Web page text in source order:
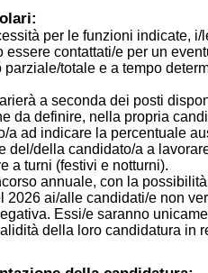
per le funzioni indicate, i/
essere contattati/e per un
totale e a tempo
a seconda dei posti
da definire, nella propria
a ad indicare la percentuale
del/della candidato/a a
a turni (festivi e notturni).
annuale, con la
2026 ai/alle candidati/e non
Essi/e saranno
della loro candidatura in